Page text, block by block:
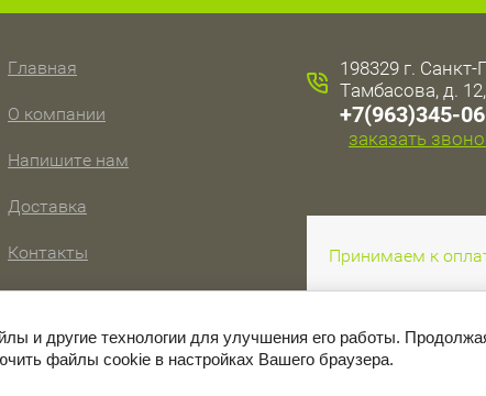
Главная
О компании
Напишите нам
Доставка
Контакты
Как сделать заказ?
Регистрация
198329 г. Санкт-
Тамбасова, д.
+7(963)345-
заказать
Принимаем к
и другие технологии для улучшения его работы.
файлы cookie в настройках Вашего браузера.